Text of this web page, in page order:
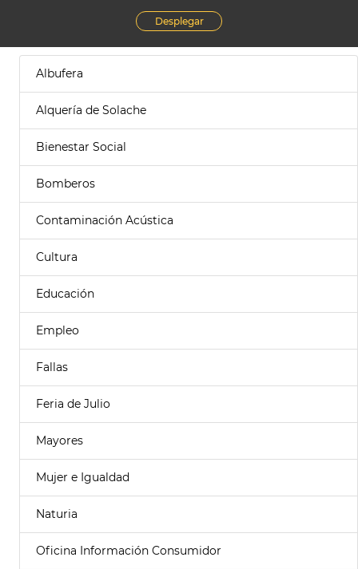
Desplegar
Albufera
Alquería de Solache
Bienestar Social
Bomberos
Contaminación Acústica
Cultura
Educación
Empleo
Fallas
Feria de Julio
Mayores
Mujer e Igualdad
Naturia
Oficina Información Consumidor